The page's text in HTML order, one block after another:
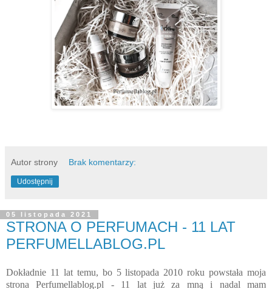
Autor strony Brak komentarzy:
Udostępnij
05 listopada 2021
STRONA O PERFUMACH - 11 LAT
PERFUMELLABLOG.PL
Dokładnie 11 lat temu, bo 5 listopada 2010 roku powstała moja
strona Perfumellablog.pl - 11 lat już za mną i nadal mam